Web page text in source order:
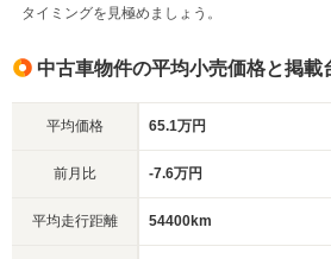
タイミングを見極めましょう。
中古車物件の平均小売価格と掲載
平均価格 65.1万円
前月比 -7.6万円
平均走行距離 54400km